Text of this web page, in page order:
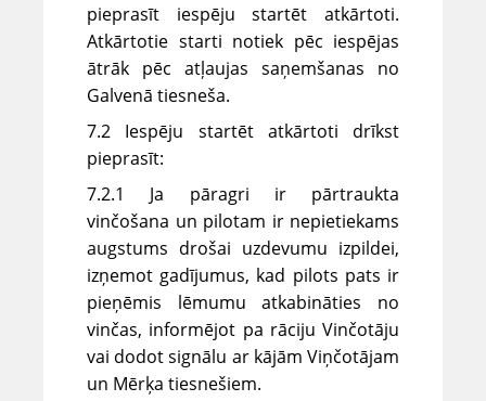
pieprasīt iespēju startēt atkārtoti.
Atkārtotie starti notiek pēc iespējas
ātrāk pēc atļaujas saņemšanas no
Galvenā tiesneša.
7.2 Iespēju startēt atkārtoti drīkst
pieprasīt:
7.2.1 Ja pāragri ir pārtraukta
vinčošana un pilotam ir nepietiekams
augstums drošai uzdevumu izpildei,
izņemot gadījumus, kad pilots pats ir
pieņēmis lēmumu atkabināties no
vinčas, informējot pa rāciju Vinčotāju
vai dodot signālu ar kājām Viņčotājam
un Mērķa tiesnešiem.